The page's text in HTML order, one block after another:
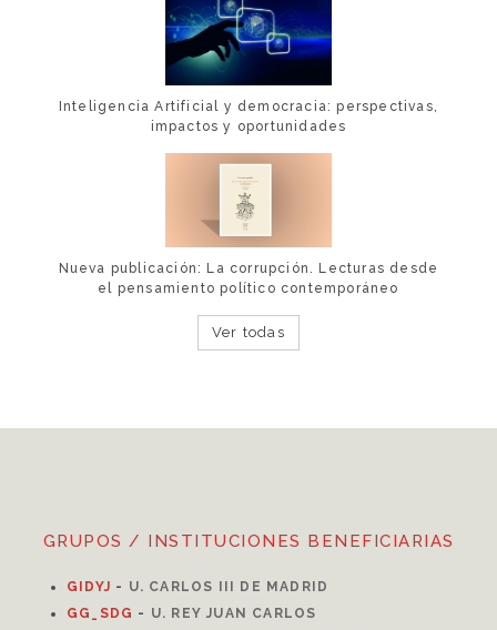
Inteligencia Artificial y democracia: perspectivas,
impactos y oportunidades
Nueva publicación: La corrupción. Lecturas desde
el pensamiento político contemporáneo
Ver todas
GRUPOS / INSTITUCIONES BENEFICIARIAS
GIDYJ - U. CARLOS III DE MADRID
GG_SDG - U. REY JUAN CARLOS